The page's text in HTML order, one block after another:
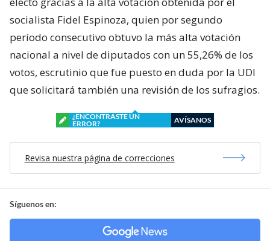
socialista Fidel Espinoza, quien por segundo
período consecutivo obtuvo la más alta votación
nacional a nivel de diputados con un 55,26% de los
votos, escrutinio que fue puesto en duda por la UDI
que solicitará también una revisión de los sufragios.
¿ENCONTRASTE UN
ERROR?
AVÍSANOS
Revisa nuestra página de correcciones
Síguenos en: